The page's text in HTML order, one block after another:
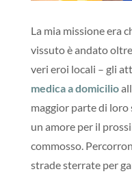
La mia missione era
vissuto è andato
veri eroi locali – gli
medica a domicilio
maggior parte di
un amore per il
commosso.
strade sterrate per